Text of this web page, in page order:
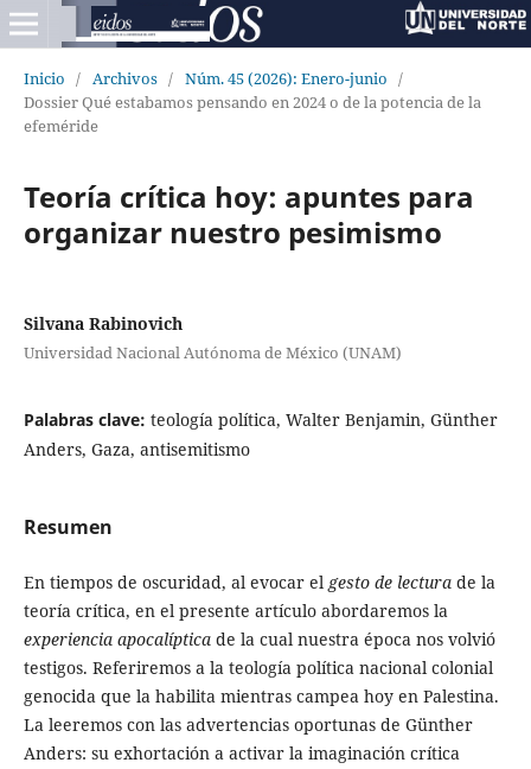
Inicio / Archivos / Núm. 45 (2026): Enero-junio /
Dossier Qué estabamos pensando en 2024 o de la potencia de la
efeméride
Teoría crítica hoy: apuntes para
organizar nuestro pesimismo
Silvana Rabinovich
Universidad Nacional Autónoma de México (UNAM)
Palabras clave: teología política, Walter Benjamin, Günther
Anders, Gaza, antisemitismo
Resumen
En tiempos de oscuridad, al evocar el gesto de lecturade la
teoría crítica, en el presente artículo abordaremos la
experiencia apocalípticade la cual nuestra época nos volvió
testigos. Referiremos a la teología política nacional colonial
genocida que la habilita mientras campea hoy en Palestina.
La leeremos con las advertencias oportunas de Günther
Anders: su exhortación a activar la imaginación crítica